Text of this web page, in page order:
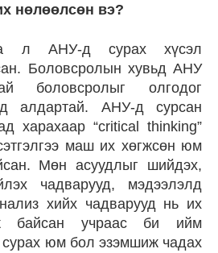
нөлөөлсөн вэ?
л АНУ-д сурах хүсэл
Боловсролын хувьд АНУ
боловсролыг олгодог
алдартай. АНУ-д сурсан
харахаар “critical thinking”
маш их хөгжсөн юм
Мөн асуудлыг шийдэх,
чадварууд, мэдээлэлд
хийх чадварууд нь их
байсан учраас би ийм
юм бол эзэмшиж чадах